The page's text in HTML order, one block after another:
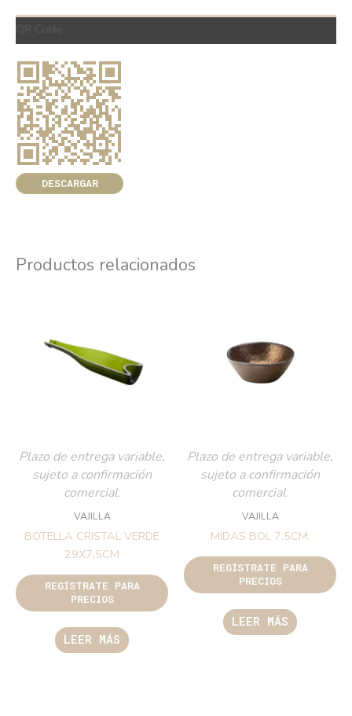
DESCARGAR
Productos relacionados
Plazo de entrega variable,
sujeto a confirmación
comercial.
VAJILLA
BOTELLA CRISTAL VERDE
29X7,5CM
REGÍSTRATE PARA
PRECIOS
LEER MÁS
Plazo de entrega variable,
sujeto a confirmación
comercial.
VAJILLA
MIDAS BOL 7.5CM.
REGÍSTRATE PARA
PRECIOS
LEER MÁS